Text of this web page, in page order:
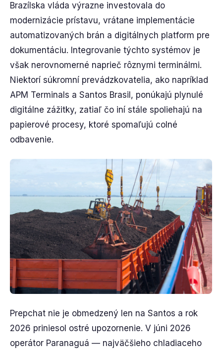
Brazílska vláda výrazne investovala do
modernizácie prístavu, vrátane implementácie
automatizovaných brán a digitálnych platform pre
dokumentáciu. Integrovanie týchto systémov je
však nerovnomerné naprieč rôznymi terminálmi.
Niektorí súkromní prevádzkovatelia, ako napríklad
APM Terminals a Santos Brasil, ponúkajú plynulé
digitálne zážitky, zatiaľ čo iní stále spoliehajú na
papierové procesy, ktoré spomaľujú colné
odbavenie.
Prepchat nie je obmedzený len na Santos a rok
2026 priniesol ostré upozornenie. V júni 2026
operátor Paranaguá — najväčšieho chladiaceho